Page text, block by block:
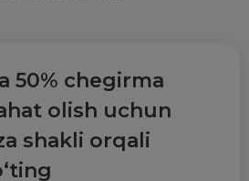
50% chegirma
olish uchun
shakli orqali